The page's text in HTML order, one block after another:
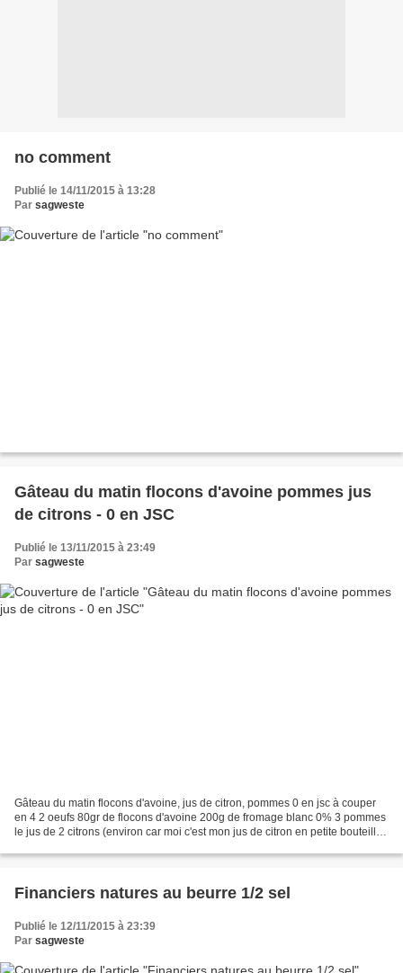
no comment
Publié le 14/11/2015 à 13:28
Par sagweste
Gâteau du matin flocons d'avoine pommes jus
de citrons - 0 en JSC
Publié le 13/11/2015 à 23:49
Par sagweste
Gâteau du matin flocons d'avoine, jus de citron, pommes 0 en jsc à couper
en 4 2 oeufs 80gr de flocons d'avoine 200g de fromage blanc 0% 3 pommes
le jus de 2 citrons (environ car moi c'est mon jus de citron en petite bouteille
Financiers natures au beurre 1/2 sel
Publié le 12/11/2015 à 23:39
Par sagweste